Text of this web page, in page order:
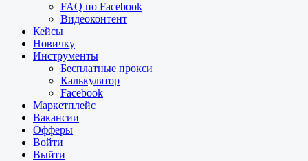
FAQ по Facebook
Видеоконтент
Кейсы
Новичку
Инструменты
Бесплатные прокси
Калькулятор
Facebook
Маркетплейс
Вакансии
Офферы
Войти
Выйти